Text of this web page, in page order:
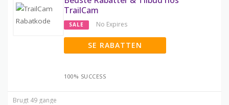
TrailCam
SALE No Expires
SE RABATTEN
100% SUCCESS
Brugt 49 gange